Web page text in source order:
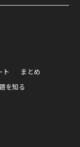
ト
まとめ
を知る